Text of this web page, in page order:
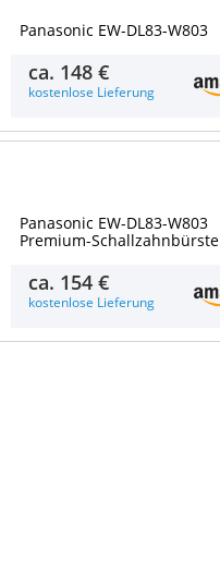
Panasonic EW-DL83-W803
ca. 148 €
kostenlose Lieferung
Panasonic EW-DL83-W803
Premium-Schallzahnbürste
ca. 154 €
kostenlose Lieferung